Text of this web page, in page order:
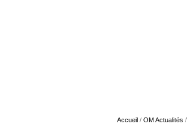
Accueil / OM Actualités /